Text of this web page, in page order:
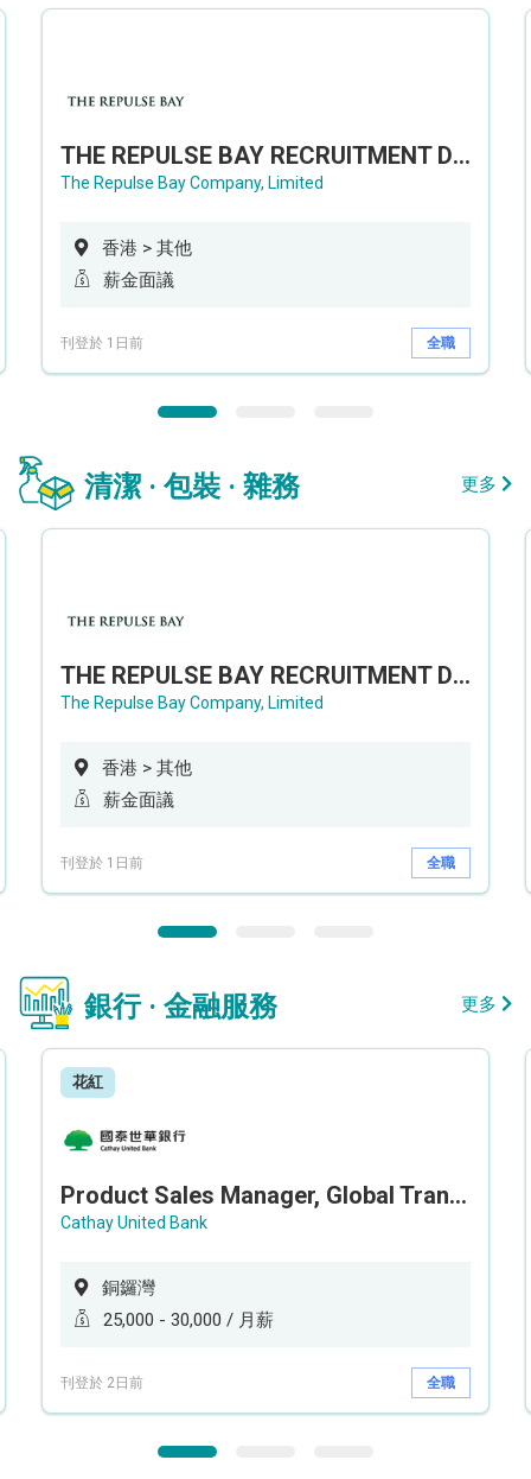
THE REPULSE BAY RECRUITMENT DAY 淺水灣影灣園人才招聘會
The Repulse Bay Company, Limited
香港 > 其他
薪金面議
刊登於 1日前 全職
清潔 · 包裝 · 雜務 更多
THE REPULSE BAY RECRUITMENT DAY 淺水灣影灣園人才招聘會
The Repulse Bay Company, Limited
香港 > 其他
薪金面議
刊登於 1日前 全職
銀行 · 金融服務 更多
花紅
Product Sales Manager, Global Transaction Service (GTS)
Cathay United Bank
銅鑼灣
25,000 - 30,000 / 月薪
刊登於 2日前 全職